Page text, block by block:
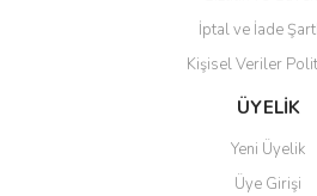
Gönder
İptal ve İade
Kişisel Veriler
ÜYELİK
Yeni Üyelik
Üye Girişi